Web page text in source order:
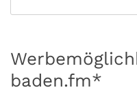
baden.fm*